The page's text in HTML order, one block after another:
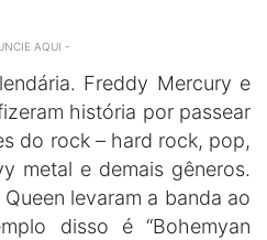
AQUI -
Freddy Mercury e
história por passear
do rock – hard rock, pop,
metal e demais gêneros.
levaram a banda ao
disso é “Bohemyan